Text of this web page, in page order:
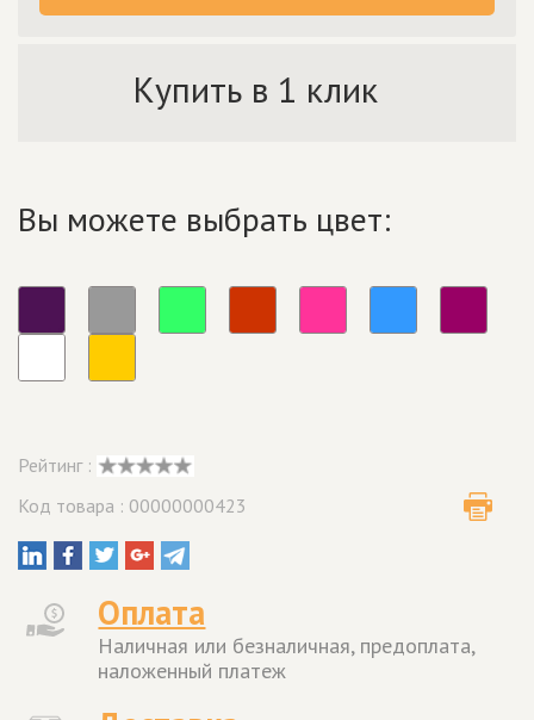
Купить в 1 клик
Вы можете выбрать цвет:
Рейтинг :
Код товара : 00000000423
Оплата
Наличная или безналичная, предоплата,
наложенный платеж